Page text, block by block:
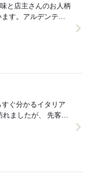
と店主さんのお人柄